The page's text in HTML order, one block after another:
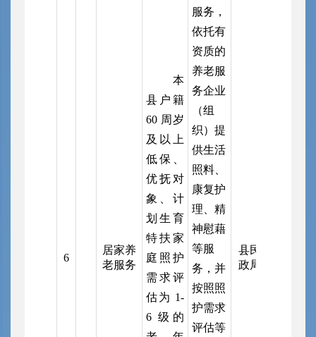
6
居家养
老服务
本
县户籍
60 周岁
及以上
低保、
优抚对
象、计
划生育
特扶家
庭照护
需求评
估为 1-
6 级的
服务，
依托有
资质的
养老服
务企业
（组
织）提
供生活
照料、
康复护
理、精
神慰藉
等服
务，并
按照照
护需求
评估等
县民
政局